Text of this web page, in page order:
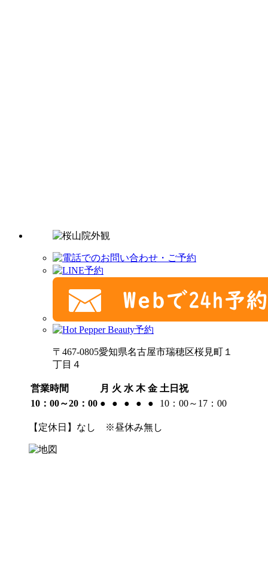
〒467-0805愛知県名古屋市瑞穂区桜見町１
丁目４
営業時間 月 火 水 木 金 土日祝
10：00～20：00 ● ● ● ● ● 10：00～17：00
【定休日】なし ※昼休み無し